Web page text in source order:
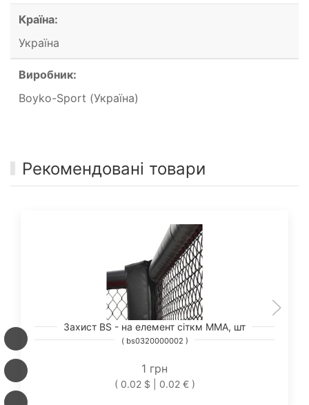
Країна:
Україна
Виробник:
Boyko-Sport (Україна)
Рекомендовані товари
Захист BS - на елемент сіткм ММА, шт
( bs0320000002 )
1 грн
( 0.02 $ | 0.02 € )